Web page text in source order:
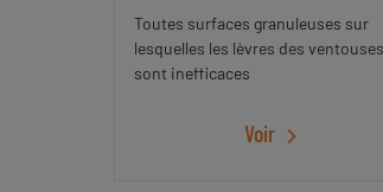
marquées en relief ou en creux
Toutes surfaces granuleuses sur
lesquelles les lèvres des ventouses
sont inefficaces
Voir